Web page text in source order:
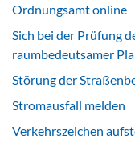
Ordnungsamt online
Sich bei der Prüfung
raumbedeutsamer
Störung der
Stromausfall melden
Verkehrszeichen